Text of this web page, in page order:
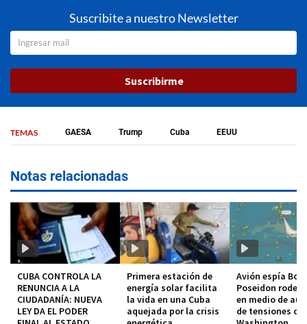
Suscribite a nuestro Newsletter
Suscribirme
TEMAS GAESA Trump Cuba EEUU
Notas relacionadas
CUBA CONTROLA LA
RENUNCIA A LA
CIUDADANÍA: NUEVA
LEY DA EL PODER
Primera estación de
energía solar facilita
la vida en una Cuba
aquejada por la crisis
Avión espía
Poseidon rodea
en medio de
de tensiones